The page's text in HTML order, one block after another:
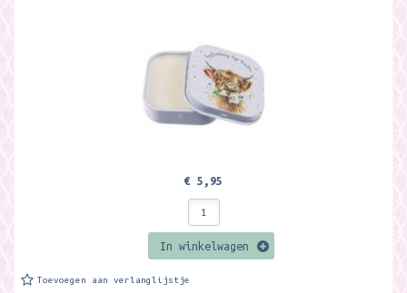
€ 5,95
In winkelwagen
Toevoegen aan verlanglijstje